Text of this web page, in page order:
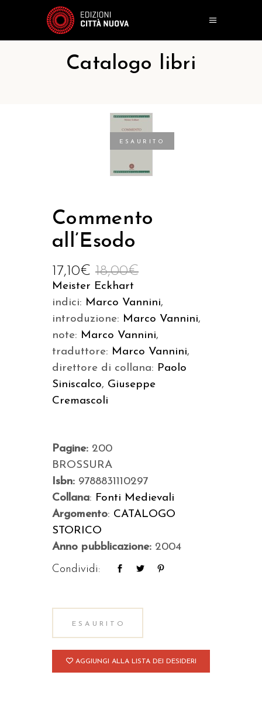
Catalogo libri
ESAURITO
Commento
all’Esodo
18,00€
17,10€
Meister Eckhart
indici: Marco Vannini,
introduzione: Marco Vannini,
note: Marco Vannini,
traduttore: Marco Vannini,
direttore di collana: Paolo
Siniscalco, Giuseppe
Cremascoli
Pagine: 200
BROSSURA
Isbn: 9788831110297
Collana: Fonti Medievali
Argomento: CATALOGO
STORICO
Anno pubblicazione: 2004
Condividi:
ESAURITO
AGGIUNGI ALLA LISTA DEI DESIDERI